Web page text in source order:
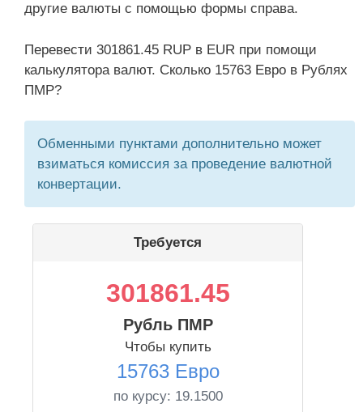
другие валюты с помощью формы справа.
Перевести 301861.45 RUP в EUR при помощи
калькулятора валют. Сколько 15763 Евро в Рублях
ПМР?
Обменными пунктами дополнительно может
взиматься комиссия за проведение валютной
конвертации.
Требуется
301861.45
Рубль ПМР
Чтобы купить
15763 Евро
по курсу: 19.1500